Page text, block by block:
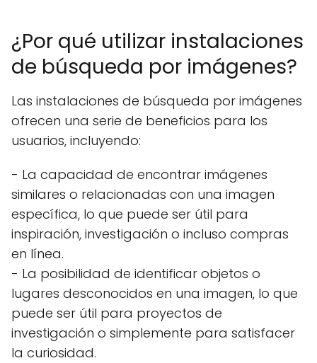
¿Por qué utilizar instalaciones
de búsqueda por imágenes?
Las instalaciones de búsqueda por imágenes
ofrecen una serie de beneficios para los
usuarios, incluyendo:
- La capacidad de encontrar imágenes
similares o relacionadas con una imagen
específica, lo que puede ser útil para
inspiración, investigación o incluso compras
en línea.
- La posibilidad de identificar objetos o
lugares desconocidos en una imagen, lo que
puede ser útil para proyectos de
investigación o simplemente para satisfacer
la curiosidad.